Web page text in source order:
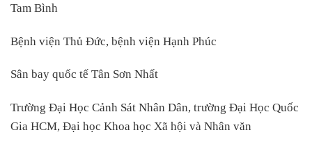
Tam Bình
Bệnh viện Thủ Đức, bệnh viện Hạnh Phúc
Sân bay quốc tế Tân Sơn Nhất
Trường Đại Học Cảnh Sát Nhân Dân, trường Đại Học Quốc
Gia HCM, Đại học Khoa học Xã hội và Nhân văn